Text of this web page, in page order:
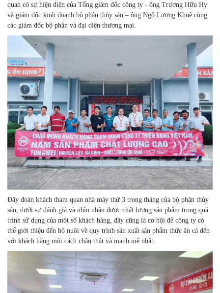
quan có sự hiện diện của Tổng giám đốc công ty - ông Trương Hữu Hy
và giám đốc kinh doanh bộ phận thủy sản – ông Ngô Lương Khuê cùng
các giám đốc bộ phận và đại diện thương mại.
Đây đoàn khách tham quan nhà máy thứ 3 trong tháng của bộ phận thủy
sản, dưới sự đánh giá và nhìn nhận được chất lượng sản phẩm trong quá
trình sử dụng của một số khách hàng, đây cũng là cơ hội để công ty có
thể giới thiệu đến hộ nuôi về quy trình sản xuất sản phẩm thức ăn cá đến
với khách hàng một cách chân thật và mạnh mẽ nhất.